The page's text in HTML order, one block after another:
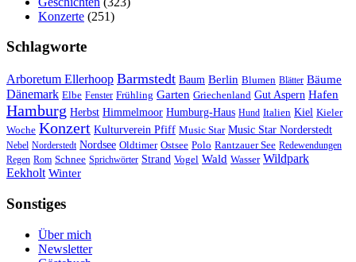
Konzerte (251)
Schlagworte
Arboretum Ellerhoop Barmstedt Baum Berlin Blumen Blätter Bäume
Dänemark Elbe Fenster Frühling Garten Griechenland Gut Aspern Hafen
Hamburg Herbst Himmelmoor Humburg-Haus Hund Italien Kiel Kieler
Woche Konzert Kulturverein Pfiff Music Star Music Star Norderstedt
Nebel Norderstedt Nordsee Oldtimer Ostsee Polo Rantzauer See Redewendungen
Regen Rom Schnee Sprichwörter Strand Vogel Wald Wasser Wildpark
Eekholt Winter
Sonstiges
Über mich
Newsletter